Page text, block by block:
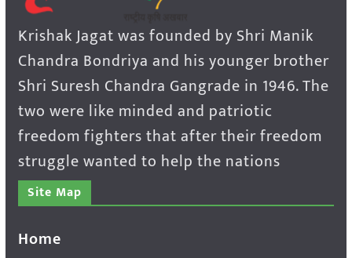
Krishak Jagat was founded by Shri Manik
Chandra Bondriya and his younger brother
Shri Suresh Chandra Gangrade in 1946. The
two were like minded and patriotic
freedom fighters that after their freedom
struggle wanted to help the nations
Site Map
Home